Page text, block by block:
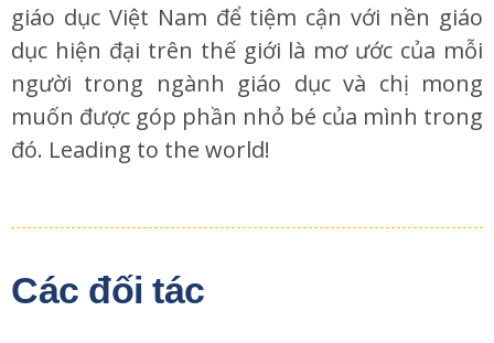
giáo dục Việt Nam để tiệm cận với nền giáo
dục hiện đại trên thế giới là mơ ước của mỗi
người trong ngành giáo dục và chị mong
muốn được góp phần nhỏ bé của mình trong
đó. Leading to the world!
Các đối tác